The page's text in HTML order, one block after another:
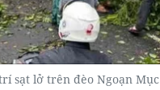
sạt lở trên đèo Ngoạn Mục